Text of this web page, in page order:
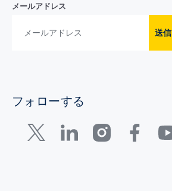
メールアドレス
送信
フォローする